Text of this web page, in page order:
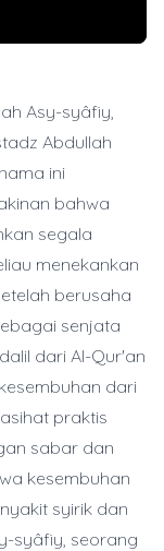
Asy-syâfiy,
Abdullah
ini
bahwa
segala
menekankan
berusaha
senjata
dari Al-Qur'an
dari
praktis
sabar dan
kesembuhan
syirik dan
syâfiy, seorang